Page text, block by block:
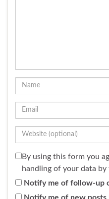
By using this form you
handling of your data
Notify me of follow-up